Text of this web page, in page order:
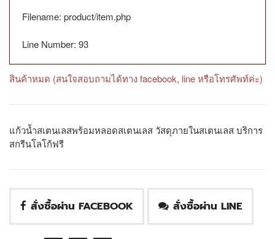
Filename: product/item.php
Line Number: 93
สินค้าหมด (สนใจสอบถามได้ทาง facebook, line หรือโทรศัพท์ค่ะ)
แก้วน้ำสเตนเลสพร้อมหลอดสเตนเลส วัสดุภายในสเตนเลส บริการ
สกรีนโลโก้ฟรี
สั่งซื้อผ่าน FACEBOOK สั่งซื้อผ่าน LINE